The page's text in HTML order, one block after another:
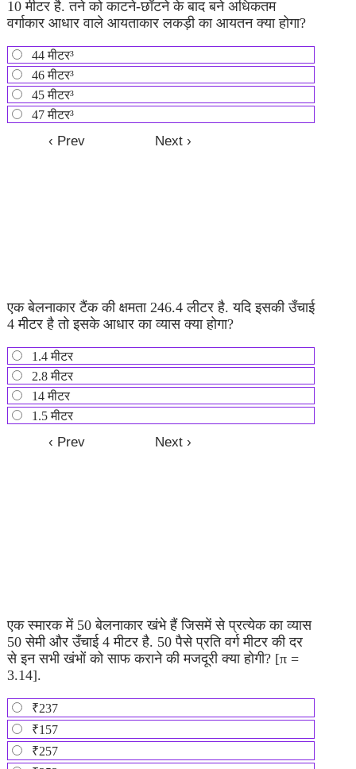
10 मीटर है. तने को काटने-छाँटने के बाद बने अधिकतम
वर्गाकार आधार वाले आयताकार लकड़ी का आयतन क्या होगा?
44 मीटर³
46 मीटर³
45 मीटर³
47 मीटर³
एक बेलनाकार टैंक की क्षमता 246.4 लीटर है. यदि इसकी उँचाई
4 मीटर है तो इसके आधार का व्यास क्या होगा?
1.4 मीटर
2.8 मीटर
14 मीटर
1.5 मीटर
एक स्मारक में 50 बेलनाकार खंभे हैं जिसमें से प्रत्येक का व्यास
50 सेमी और उँचाई 4 मीटर है. 50 पैसे प्रति वर्ग मीटर की दर
से इन सभी खंभों को साफ कराने की मजदूरी क्या होगी? [π =
3.14].
₹237
₹157
₹257